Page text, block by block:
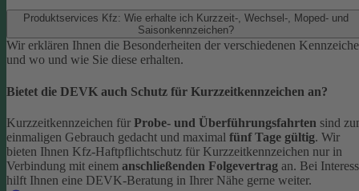
Produktservices Kfz: Wie erhalte ich Kurzzeit-, Wechsel-, Moped- und
Saisonkennzeichen?
Wir erklären Ihnen die Besonderheiten der verschiedenen
und wo und wie Sie diese erhalten.
Bietet die DEVK auch Schutz für Kurzzeitkennzeichen an?
Kurzzeitkennzeichen für Probe- und Überführungsfahrten sind
einmaligen Gebrauch gedacht und maximal fünf Tage gültig. Wir
bieten Ihnen Kfz-Haftpflichtschutz für Kurzzeitkennzeichen nur in
Verbindung mit einem anschließenden Folgevertrag an. Bei
hilft Ihnen eine DEVK-Beratung in Ihrer Nähe gerne weiter.